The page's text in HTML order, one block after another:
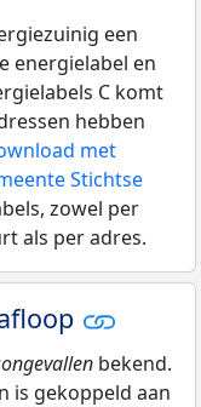
een
energielabel en
C komt
hebben
met
Stichtse
zowel per
als per adres.
bekend.
is gekoppeld aan